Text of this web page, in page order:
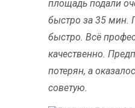
площадь подали
быстро за 35 мин.
быстро. Всё
качественно.
потерян, а
советую.